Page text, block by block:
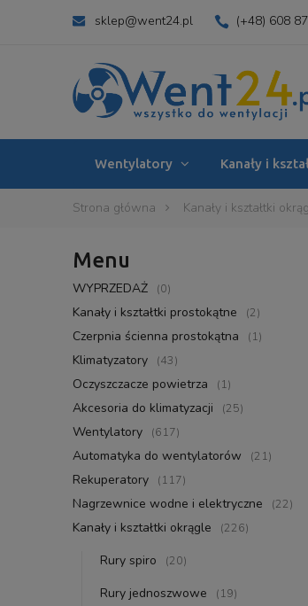
sklep@went24.pl (+48) 608
Wentylatory Kanały i
Strona główna Kanały i kształtki
Menu
WYPRZEDAŻ (0)
Kanały i kształtki prostokątne (2)
Czerpnia ścienna prostokątna (1)
Klimatyzatory (43)
Oczyszczacze powietrza (1)
Akcesoria do klimatyzacji (25)
Wentylatory (617)
Automatyka do wentylatorów (21)
Rekuperatory (117)
Nagrzewnice wodne i elektryczne (22)
Kanały i kształtki okrągle (226)
Rury spiro (20)
Rury jednoszwowe (19)